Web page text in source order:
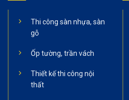
Thi công sàn nhựa, sàn
gỗ
Ốp tường, trần vách
Thiết kế thi công nội
thất